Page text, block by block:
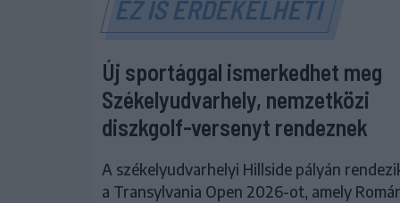
EZ IS ÉRDEKELHETI
Új sportággal ismerkedhet meg
Székelyudvarhely, nemzetközi
diszkgolf-versenyt rendeznek
A székelyudvarhelyi Hillside pályán
a Transylvania Open 2026-ot, amely